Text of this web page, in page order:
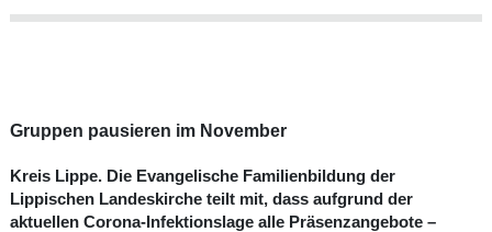
Gruppen pausieren im November
Kreis Lippe. Die Evangelische Familienbildung der
Lippischen Landeskirche teilt mit, dass aufgrund der
aktuellen Corona-Infektionslage alle Präsenzangebote –